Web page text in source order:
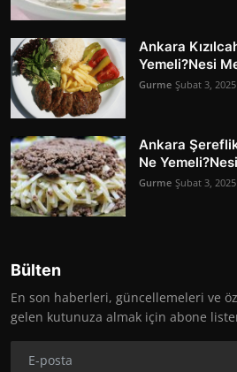
Ankara
Yemeli?Nesi
Gurme Şubat 3, 2025
Ankara
Ne
Gurme Şubat 3, 2025
Bülten
En son haberleri, güncellemeleri ve
gelen kutunuza almak için abone